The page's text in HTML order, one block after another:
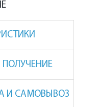
ПОЛУЧЕНИЕ
И САМОВЫВОЗ